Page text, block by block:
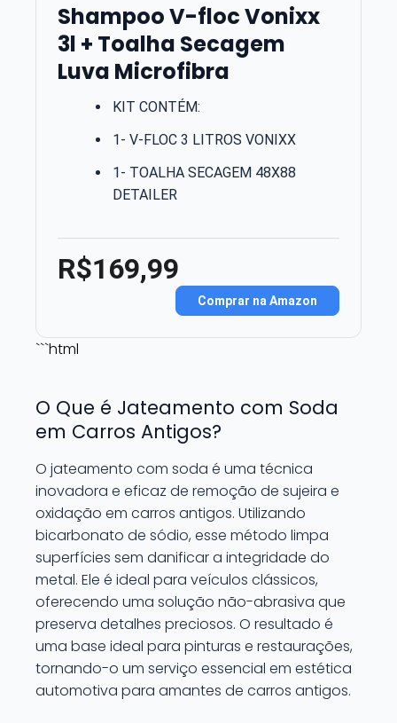
Shampoo V-floc Vonixx
3l + Toalha Secagem
Luva Microfibra
KIT CONTÉM:
1- V-FLOC 3 LITROS VONIXX
1- TOALHA SECAGEM 48X88
DETAILER
R$169,99
Comprar na Amazon
```html
O Que é Jateamento com Soda
em Carros Antigos?
O jateamento com soda é uma técnica
inovadora e eficaz de remoção de sujeira e
oxidação em carros antigos. Utilizando
bicarbonato de sódio, esse método limpa
superfícies sem danificar a integridade do
metal. Ele é ideal para veículos clássicos,
oferecendo uma solução não-abrasiva que
preserva detalhes preciosos. O resultado é
uma base ideal para pinturas e restaurações,
tornando-o um serviço essencial em estética
automotiva para amantes de carros antigos.